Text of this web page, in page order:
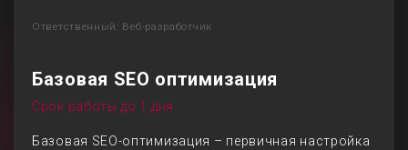
Ответственный: Веб-разработчик
Базовая SEO оптимизация
Срок работы до 1 дня
Базовая SEO-оптимизация – первичная настройка